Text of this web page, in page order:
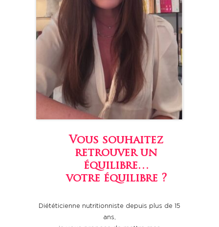
Vous souhaitez
retrouver un
équilibre…
votre équilibre ?
Diététicienne nutritionniste depuis plus de 15
ans,